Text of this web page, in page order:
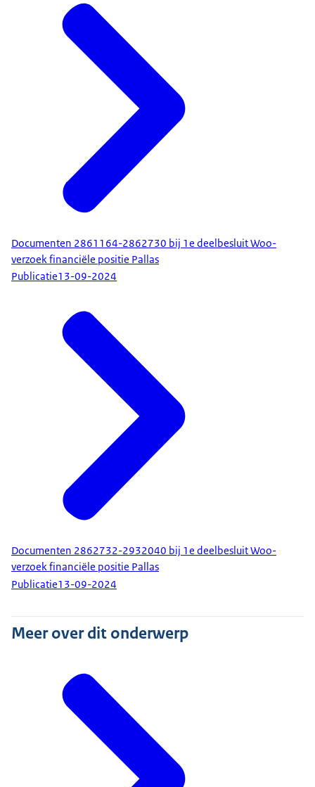
Documenten 2861164-2862730 bij 1e deelbesluit Woo-
verzoek financiële positie Pallas
Publicatie13-09-2024
Documenten 2862732-2932040 bij 1e deelbesluit Woo-
verzoek financiële positie Pallas
Publicatie13-09-2024
Meer over dit onderwerp